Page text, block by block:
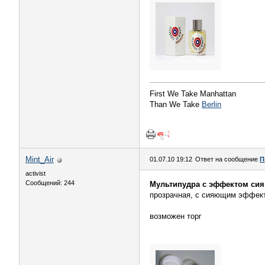
First We Take Manhattan
Than We Take Berlin
Mint_Air
activist
Сообщений: 244
01.07.10 19:12 Ответ на сообщение
Мультипудра с эффектом
прозрачная, с сияющим
возможен торг